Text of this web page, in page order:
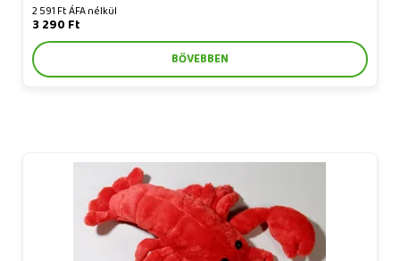
2 591 Ft ÁFA nélkül
3 290 Ft
BŐVEBBEN
Plüss homár 33 cm - plüss játékok